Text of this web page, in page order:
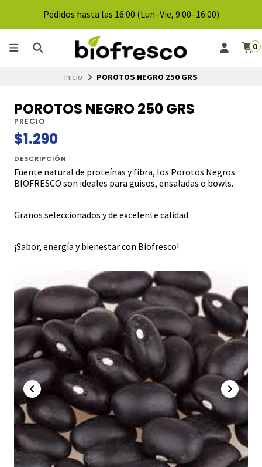
Pedidos hasta las 16:00 (Lun–Vie, 9:00–16:00)
0
Inicio POROTOS NEGRO 250 GRS
POROTOS NEGRO 250 GRS
PRECIO
$1.290
DESCRIPCIÓN
Fuente natural de proteínas y fibra, los Porotos Negros
BIOFRESCO son ideales para guisos, ensaladas o bowls.
Granos seleccionados y de excelente calidad.
¡Sabor, energía y bienestar con Biofresco!